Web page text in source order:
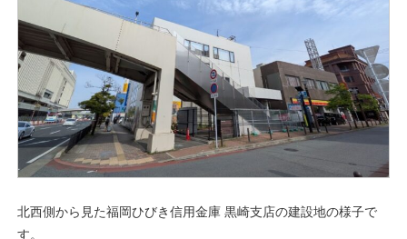
北西側から見た福岡ひびき信用金庫 黒崎支店の建設地の様子で
す。